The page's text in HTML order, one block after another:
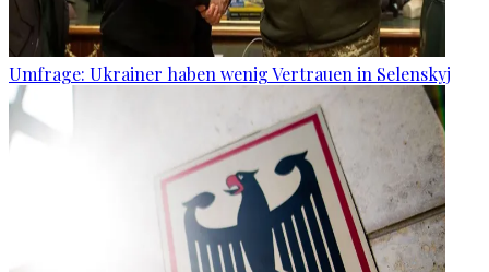
Umfrage: Ukrainer haben wenig Vertrauen in Selenskyj